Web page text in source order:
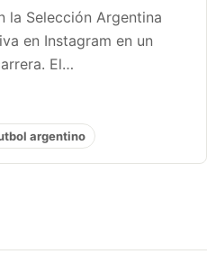
la Selección Argentina
en Instagram en un
El…
argentino